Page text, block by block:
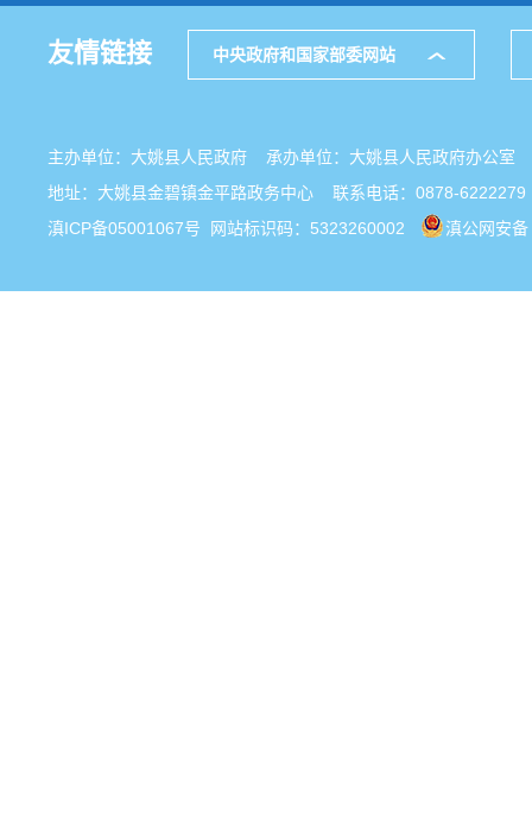
友情链接 中央政府和国家部委网站
主办单位：大姚县人民政府 承办单位：大姚县人民政府办公
地址：大姚县金碧镇金平路政务中心 联系电话：0878-6222279
滇ICP备05001067号 网站标识码：5323260002 滇公网安